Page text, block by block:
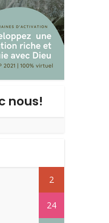
nous!
2
24